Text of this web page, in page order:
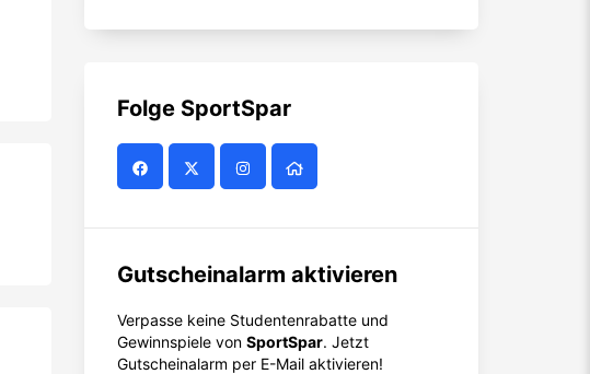
Folge SportSpar
Gutscheinalarm aktivieren
Verpasse keine Studentenrabatte und
Gewinnspiele von SportSpar. Jetzt
Gutscheinalarm per E-Mail aktivieren!